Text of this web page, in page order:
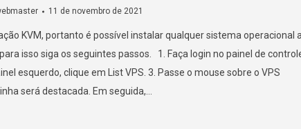
11 de novembro de 2021
KVM, portanto é possível instalar qualquer sistema operacional a
isso siga os seguintes passos. 1. Faça login no painel de
esquerdo, clique em List VPS. 3. Passe o mouse sobre o VPS
será destacada. Em seguida,…